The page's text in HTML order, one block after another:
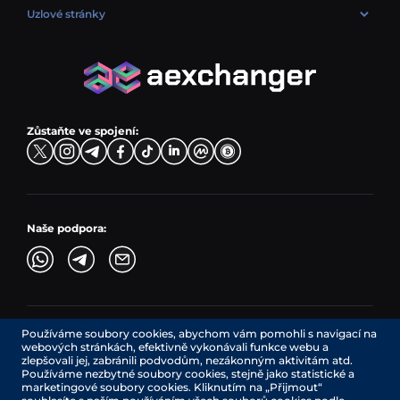
Směnit USDC (USDC)
PLN → ETH
LTC → EUR
ADA → EUR
USD → BTC
CZK → BNB (BSC)
DKK → DOGE
TRY → TON
Uzlové stránky
Nákupní páry
Směnné páry
Zůstaňte ve spojení:
Naše podpora:
AEXchanger.com je technologické rozhraní. Směnárenské
služby poskytují autorizovaní poskytovatelé třetích stran.
Služby v Kanadě poskytuje společnost REMITTIX GLOBAL
CORPORATION, společnost registrovaná v Kanadě (registrační
číslo: BC1545532), se sídlem na adrese 422 RICHARDS STREET,
Používáme soubory cookies, abychom vám pomohli s navigací na
webových stránkách, efektivně vykonávali funkce webu a
zlepšovali jej, zabránili podvodům, nezákonným aktivitám atd.
Používáme nezbytné soubory cookies, stejně jako statistické a
marketingové soubory cookies. Kliknutím na „Přijmout“